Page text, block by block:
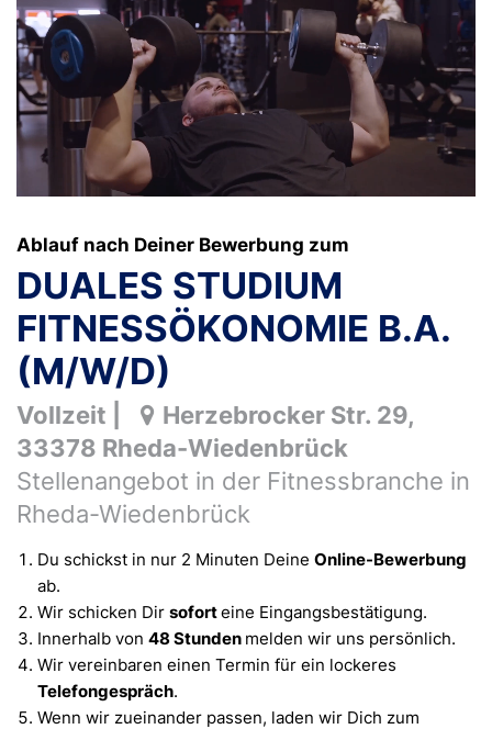
Ablauf nach Deiner Bewerbung zum
DUALES STUDIUM
FITNESSÖKONOMIE B.A.
(M/W/D)
Vollzeit Herzebrocker Str. 29,
33378 Rheda-Wiedenbrück
Stellenangebot in der Fitnessbranche in
Rheda-Wiedenbrück
Du schickst in nur 2 Minuten Deine Online-Bewerbung
ab.
Wir schicken Dir soforteine Eingangsbestätigung.
Innerhalb von 48 Stunden melden wir uns persönlich.
Wir vereinbaren einen Termin für ein lockeres
Telefongespräch.
Wenn wir zueinander passen, laden wir Dich zum